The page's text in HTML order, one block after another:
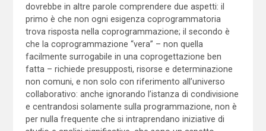
dovrebbe in altre parole comprendere due aspetti: il
primo è che non ogni esigenza coprogrammatoria
trova risposta nella coprogrammazione; il secondo è
che la coprogrammazione “vera” – non quella
facilmente surrogabile in una coprogettazione ben
fatta – richiede presupposti, risorse e determinazione
non comuni, e non solo con riferimento all’universo
collaborativo: anche ignorando l’istanza di condivisione
e centrandosi solamente sulla programmazione, non è
per nulla frequente che si intraprendano iniziative di